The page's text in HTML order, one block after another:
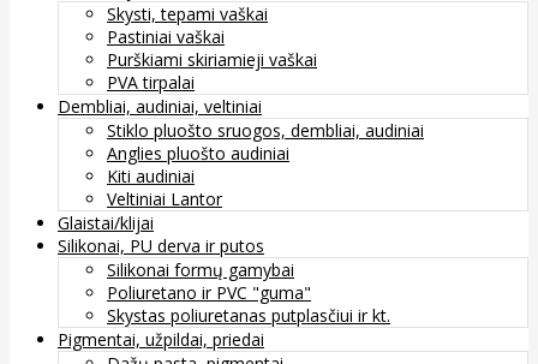
Skysti, tepami vaškai
Pastiniai vaškai
Purškiami skiriamieji vaškai
PVA tirpalai
Dembliai, audiniai, veltiniai
Stiklo pluošto sruogos, dembliai, audiniai
Anglies pluošto audiniai
Kiti audiniai
Veltiniai Lantor
Glaistai/klijai
Silikonai, PU derva ir putos
Silikonai formų gamybai
Poliuretano ir PVC "guma"
Skystas poliuretanas putplasčiui ir kt.
Pigmentai, užpildai, priedai